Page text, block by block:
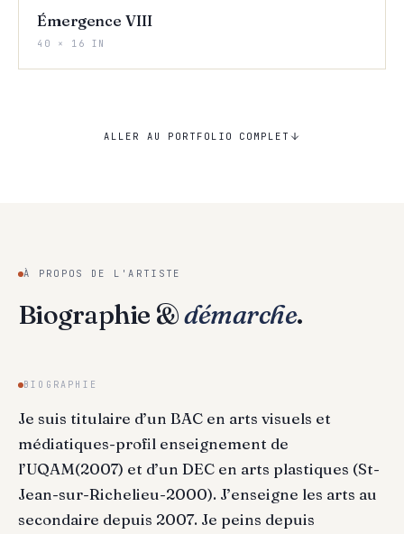
Émergence VIII
40 × 16 IN
ALLER AU PORTFOLIO COMPLET
À PROPOS DE L'ARTISTE
Biographie &démarche.
BIOGRAPHIE
Je suis titulaire d’un BAC en arts visuels et
médiatiques-profil enseignement de
l’UQAM(2007) et d’un DEC en arts plastiques (St-
Jean-sur-Richelieu-2000). J’enseigne les arts au
secondaire depuis 2007. Je peins depuis